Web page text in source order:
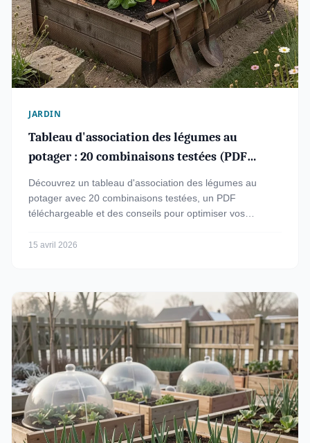
JARDIN
Tableau d'association des légumes au
potager : 20 combinaisons testées (PDF
inclus)
Découvrez un tableau d'association des légumes au
potager avec 20 combinaisons testées, un PDF
téléchargeable et des conseils pour optimiser vos
15 avril 2026